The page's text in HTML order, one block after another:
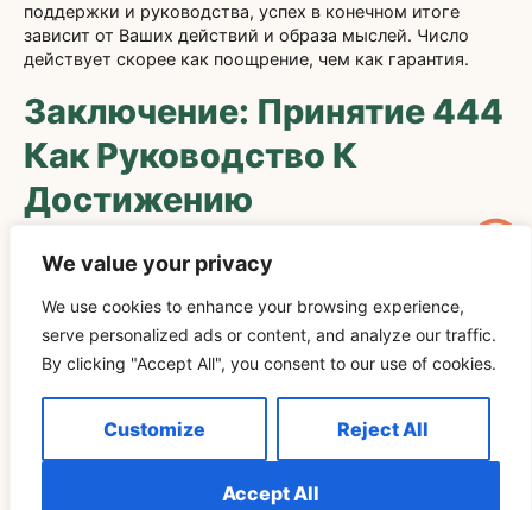
We value your privacy
We use cookies to enhance your browsing experience,
serve personalized ads or content, and analyze our traffic.
By clicking "Accept All", you consent to our use of cookies.
Customize Reject All
Accept All
поддержки и руководства, успех в конечном итоге
зависит от Ваших действий и образа мыслей. Число
действует скорее как поощрение, чем как гарантия.
Заключение: Принятие 444
Как Руководство К
Достижению
Приняв символику числа 444, люди могут обрести
мощного союзника на пути к успеху. В этом числе
заключены темы стабильности, упорства и духовной
поддержки — все это важные составляющие в
достижении целей. Воспринимая 444 как знак того, что
нужно заложить прочный фундамент и сохранять
приверженность, Вы создаете условия, в которых успех
становится не только возможным, но и устойчивым.
В конечном итоге, 444 предлагает Вам культивировать
баланс, доверие и стойкость в своих усилиях. Как бы Вы
ни интерпретировали это число — как духовное